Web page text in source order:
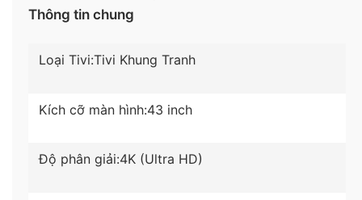
Thông tin chung
Loại Tivi:Tivi Khung Tranh
Kích cỡ màn hình:43 inch
Độ phân giải:4K (Ultra HD)